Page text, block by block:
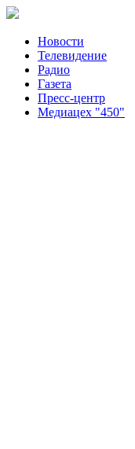
Новости
Телевидение
Радио
Газета
Пресс-центр
Медиацех "450"